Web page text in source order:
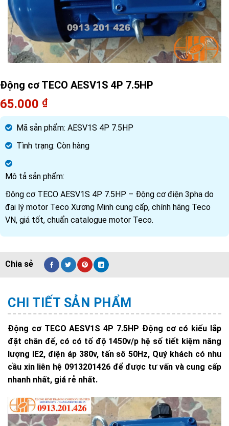
Động cơ TECO AESV1S 4P 7.5HP
65.000 ₫
Mã sản phẩm: AESV1S 4P 7.5HP
Tình trạng: Còn hàng
Mô tả sản phẩm:
Động cơ TECO AESV1S 4P 7.5HP – Động cơ điện 3pha do
đại lý motor Teco Xương Minh cung cấp, chính hãng Teco
VN, giá tốt, chuẩn catalogue motor Teco.
CHI TIẾT SẢN PHẨM
Động cơ TECO AESV1S 4P 7.5HP Động cơ có kiếu lắp
đặt chân đế, có có tố độ 1450v/p hệ số tiết kiệm năng
lượng IE2, điện áp 380v, tấn sô 50Hz, Quý khách có nhu
cầu xin liên hệ 0913201426 để được tư vấn và cung cấp
nhanh nhất, giá rẻ nhất.